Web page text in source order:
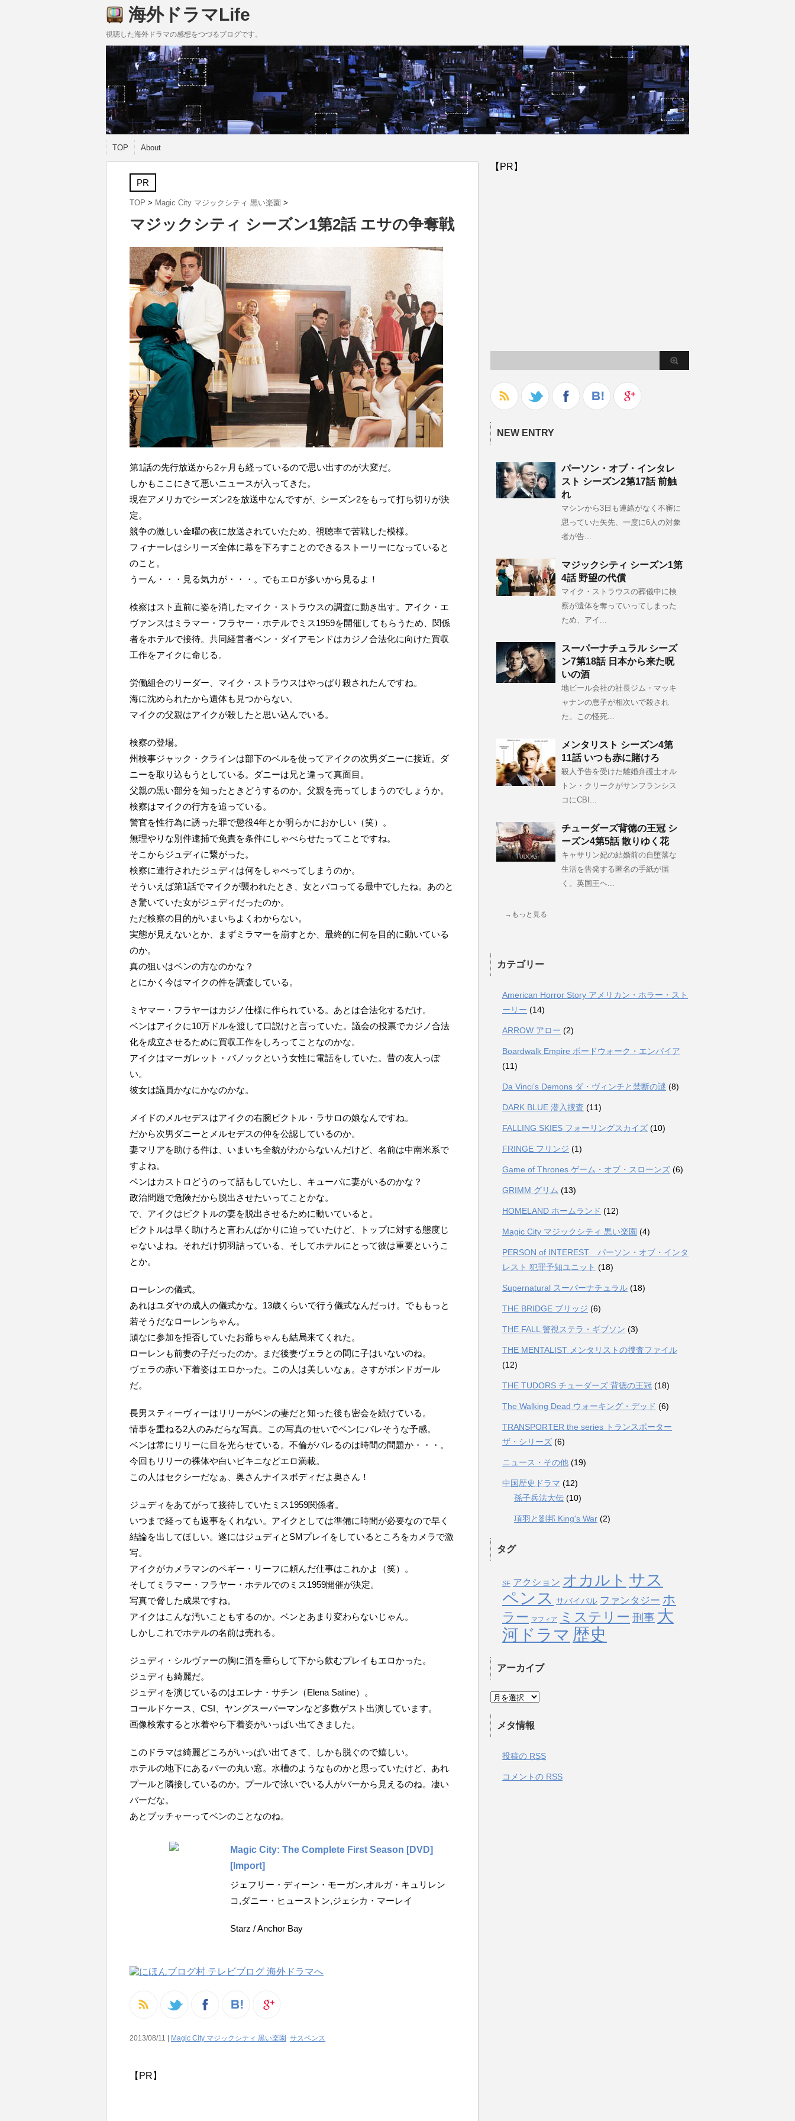
海外ドラマLife
視聴した海外ドラマの感想をつづるブログです。
TOP About
PR
TOP > Magic City マジックシティ 黒い楽園 >
マジックシティ シーズン1第2話 エサの争奪戦
第1話の先行放送から2ヶ月も経っているので思い出すのが大変だ。
しかもここにきて悪いニュースが入ってきた。
現在アメリカでシーズン2を放送中なんですが、シーズン2をもって打ち切りが決
定。
競争の激しい金曜の夜に放送されていたため、視聴率で苦戦した模様。
フィナーレはシリーズ全体に幕を下ろすことのできるストーリーになっていると
のこと。
うーん・・・見る気力が・・・。でもエロが多いから見るよ！
検察はスト直前に姿を消したマイク・ストラウスの調査に動き出す。アイク・エ
ヴァンスはミラマー・フラヤー・ホテルでミス1959を開催してもらうため、関係
者をホテルで接待。共同経営者ベン・ダイアモンドはカジノ合法化に向けた買収
工作をアイクに命じる。
労働組合のリーダー、マイク・ストラウスはやっぱり殺されたんですね。
海に沈められたから遺体も見つからない。
マイクの父親はアイクが殺したと思い込んでいる。
検察の登場。
州検事ジャック・クラインは部下のベルを使ってアイクの次男ダニーに接近。ダ
ニーを取り込もうとしている。ダニーは兄と違って真面目。
父親の黒い部分を知ったときどうするのか。父親を売ってしまうのでしょうか。
検察はマイクの行方を追っている。
警官を性行為に誘った罪で懲役4年とか明らかにおかしい（笑）。
無理やりな別件逮捕で免責を条件にしゃべらせたってことですね。
そこからジュディに繋がった。
検察に連行されたジュディは何をしゃべってしまうのか。
そういえば第1話でマイクが襲われたとき、女とパコってる最中でしたね。あのと
き驚いていた女がジュディだったのか。
ただ検察の目的がいまいちよくわからない。
実態が見えないとか、まずミラマーを崩すとか、最終的に何を目的に動いている
のか。
真の狙いはベンの方なのかな？
とにかく今はマイクの件を調査している。
ミヤマー・フラヤーはカジノ仕様に作られている。あとは合法化するだけ。
ベンはアイクに10万ドルを渡して口説けと言っていた。議会の投票でカジノ合法
化を成立させるために買収工作をしろってことなのかな。
アイクはマーガレット・バノックという女性に電話をしていた。昔の友人っぽ
い。
彼女は議員かなにかなのかな。
メイドのメルセデスはアイクの右腕ビクトル・ラサロの娘なんですね。
だから次男ダニーとメルセデスの仲を公認しているのか。
妻マリアを助ける件は、いまいち全貌がわからないんだけど、名前は中南米系で
すよね。
ベンはカストロどうのって話もしていたし、キューバに妻がいるのかな？
政治問題で危険だから脱出させたいってことかな。
で、アイクはビクトルの妻を脱出させるために動いていると。
ビクトルは早く助けろと言わんばかりに迫っていたけど、トップに対する態度じ
ゃないよね。それだけ切羽詰っている、そしてホテルにとって彼は重要というこ
とか。
ローレンの儀式。
あれはユダヤの成人の儀式かな。13歳くらいで行う儀式なんだっけ。でももっと
若そうだなローレンちゃん。
頑なに参加を拒否していたお爺ちゃんも結局来てくれた。
ローレンも前妻の子だったのか。まだ後妻ヴェラとの間に子はいないのね。
ヴェラの赤い下着姿はエロかった。この人は美しいなぁ。さすがボンドガール
だ。
長男スティーヴィーはリリーがベンの妻だと知った後も密会を続けている。
情事を重ねる2人のみだらな写真。この写真のせいでベンにバレそうな予感。
ベンは常にリリーに目を光らせている。不倫がバレるのは時間の問題か・・・。
今回もリリーの裸体や白いビキニなどエロ満載。
この人はセクシーだなぁ、奥さんナイスボディだよ奥さん！
ジュディをあてがって接待していたミス1959関係者。
いつまで経っても返事をくれない。アイクとしては準備に時間が必要なので早く
結論を出してほしい。遂にはジュディとSMプレイをしているところをカメラで激
写。
アイクがカメラマンのペギー・リーフに頼んだ仕事はこれかよ（笑）。
そしてミラマー・フラヤー・ホテルでのミス1959開催が決定。
写真で脅した成果ですね。
アイクはこんな汚いこともするのか。ベンとあまり変わらないじゃん。
しかしこれでホテルの名前は売れる。
ジュディ・シルヴァーの胸に酒を垂らして下から飲むプレイもエロかった。
ジュディも綺麗だ。
ジュディを演じているのはエレナ・サチン（Elena Satine）。
コールドケース、CSI、ヤングスーパーマンなど多数ゲスト出演しています。
画像検索すると水着やら下着姿がいっぱい出てきました。
このドラマは綺麗どころがいっぱい出てきて、しかも脱ぐので嬉しい。
ホテルの地下にあるバーの丸い窓。水槽のようなものかと思っていたけど、あれ
プールと隣接しているのか。プールで泳いでいる人がバーから見えるのね。凄い
バーだな。
あとブッチャーってベンのことなのね。
Magic City: The Complete First Season [DVD]
[Import]
ジェフリー・ディーン・モーガン,オルガ・キュリレン
コ,ダニー・ヒューストン,ジェシカ・マーレイ
Starz / Anchor Bay
2013/08/11 | Magic City マジックシティ 黒い楽園 サスペンス
【PR】
【PR】
NEW ENTRY
パーソン・オブ・インタレ
スト シーズン2第17話 前触
れ
マシンから3日も連絡がなく不審に
思っていた矢先、一度に6人の対象
者が告...
マジックシティ シーズン1第
4話 野望の代償
マイク・ストラウスの葬儀中に検
察が遺体を奪っていってしまった
ため、アイ...
スーパーナチュラル シーズ
ン7第18話 日本から来た呪
いの酒
地ビール会社の社長ジム・マッキ
ャナンの息子が相次いで殺され
た。この怪死...
メンタリスト シーズン4第
11話 いつも赤に賭けろ
殺人予告を受けた離婚弁護士オル
トン・クリークがサンフランシス
コにCBI...
チューダーズ背徳の王冠 シ
ーズン4第5話 散りゆく花
キャサリン妃の結婚前の自堕落な
生活を告発する匿名の手紙が届
く。英国王ヘ...
→もっと見る
カテゴリー
American Horror Story アメリカン・ホラー・スト
ーリー (14)
ARROW アロー (2)
Boardwalk Empire ボードウォーク・エンパイア
(11)
Da Vinci’s Demons ダ・ヴィンチと禁断の謎 (8)
DARK BLUE 潜入捜査 (11)
FALLING SKIES フォーリングスカイズ (10)
FRINGE フリンジ (1)
Game of Thrones ゲーム・オブ・スローンズ (6)
GRIMM グリム (13)
HOMELAND ホームランド (12)
Magic City マジックシティ 黒い楽園 (4)
PERSON of INTEREST パーソン・オブ・インタ
レスト 犯罪予知ユニット (18)
Supernatural スーパーナチュラル (18)
THE BRIDGE ブリッジ (6)
THE FALL 警視ステラ・ギブソン (3)
THE MENTALIST メンタリストの捜査ファイル
(12)
THE TUDORS チューダーズ 背徳の王冠 (18)
The Walking Dead ウォーキング・デッド (6)
TRANSPORTER the series トランスポーター
ザ・シリーズ (6)
ニュース・その他 (19)
中国歴史ドラマ (12)
孫子兵法大伝 (10)
項羽と劉邦 King's War (2)
タグ
SF アクション オカルト サス
ペンス サバイバル ファンタジー ホ
ラー マフィア ミステリー 刑事 大
河ドラマ 歴史
アーカイブ
メタ情報
投稿の RSS
コメントの RSS